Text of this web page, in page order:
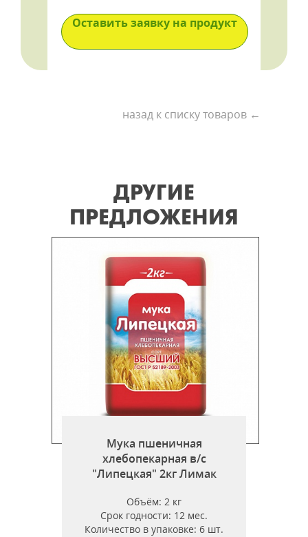
Оставить заявку на продукт
назад к списку товаров ←
ДРУГИЕ
ПРЕДЛОЖЕНИЯ
Мука пшеничная
хлебопекарная в/с
"Липецкая" 2кг Лимак
Объём:2 кг
Срок годности: 12 мес.
Количество в упаковке:6 шт.